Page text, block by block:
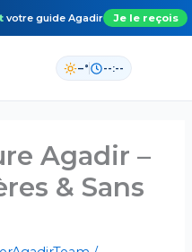
votre guideAgadir Je le reçois
–° --:--
Agadir –
& Sans